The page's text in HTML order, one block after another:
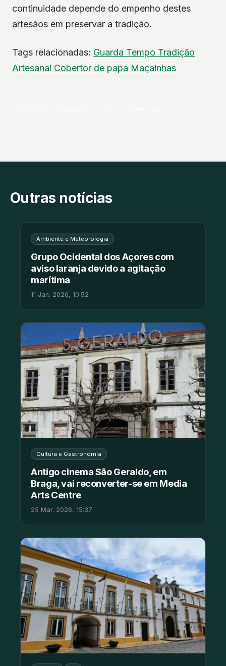
continuidade depende do empenho destes
artesãos em preservar a tradição.
Tags relacionadas: Guarda Tempo Tradição
Artesanal Cobertor de papa Maçainhas
Outras notícias
Ambiente e Meteorologia
Grupo Ocidental dos Açores com
aviso laranja devido a agitação
marítima
11 Jan. 2026, 10:52
Cultura e Gastronomia
Antigo cinema São Geraldo, em
Braga, vai reconverter-se em Media
Arts Centre
25 Mar. 2026, 15:37